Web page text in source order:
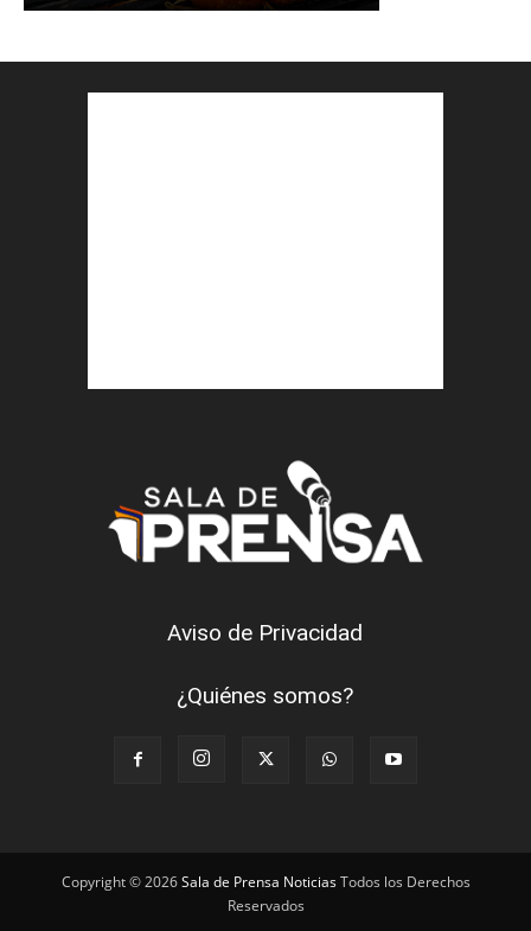
Aviso de Privacidad
¿Quiénes somos?
Copyright © 2026Sala de Prensa NoticiasTodos los Derechos
Reservados